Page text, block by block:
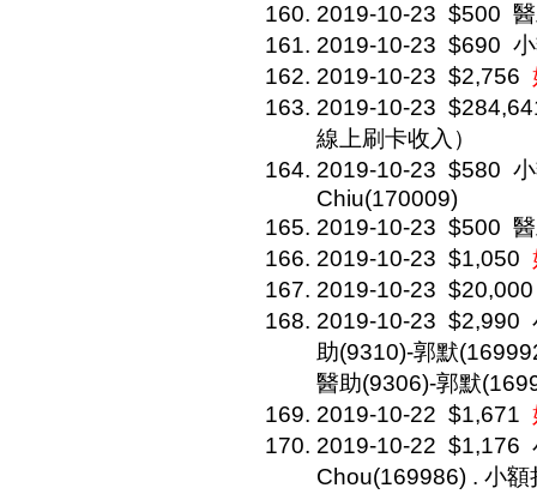
2019-10-23 $500
2019-10-23 $690
2019-10-23 $2,756
2019-10-23
線上刷卡收入）
2019-10-23 $580
Chiu(170009)
2019-10-23 $500
2019-10-23 $1,050
2019-10-23 $20,000
2019-10-23 $2,990
助(9310)-郭默
醫助(9306)-郭默
2019-10-22 $1,671
2019-10-22 $1,176
Chou(169986) . 小